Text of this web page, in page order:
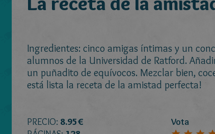
Ingredientes: cinco amigas íntimas y un
alumnos de la Universidad de Ratford.
un puñadito de equívocos. Mezclar bien,
está lista la receta de la amistad perfecta!
PRECIO: 8.95€
Vota